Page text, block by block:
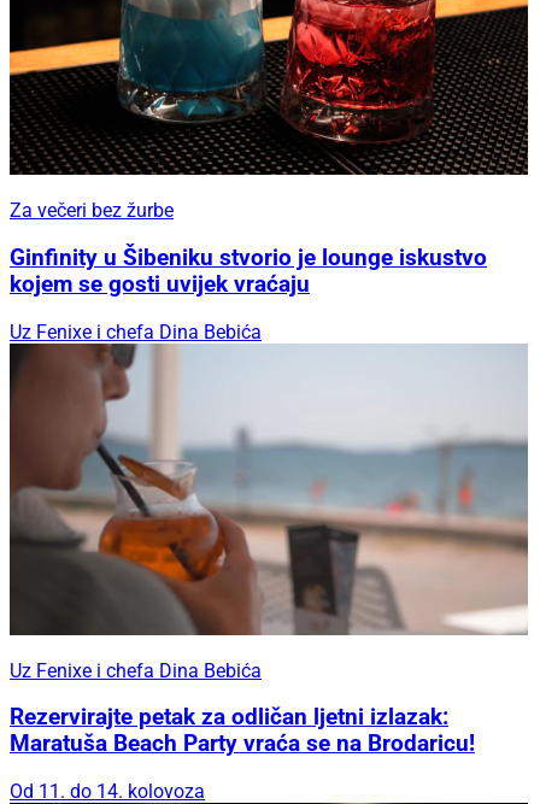
Za večeri bez žurbe
Ginfinity u Šibeniku stvorio je lounge iskustvo
kojem se gosti uvijek vraćaju
Uz Fenixe i chefa Dina Bebića
Uz Fenixe i chefa Dina Bebića
Rezervirajte petak za odličan ljetni izlazak:
Maratuša Beach Party vraća se na Brodaricu!
Od 11. do 14. kolovoza